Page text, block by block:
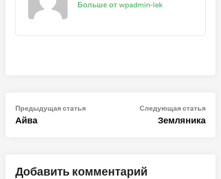
Больше от wpadmin-lek
Навигация
по
Предыдущая статьяПредыдущая
Айва
Следующая статья
Земляника
Добавить комментарий